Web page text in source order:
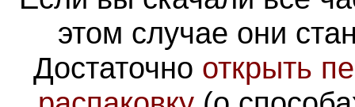
этом случае они
Достаточно открыть